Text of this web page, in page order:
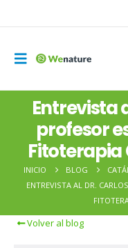
Entrevista
profesor
Fitoterapia
INICIO BLOG
ENTREVISTA AL DR.
Volver al blog